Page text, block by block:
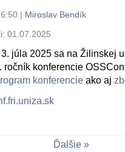
| Miroslav Bendík
01.07.2025
júla 2025 sa na Žilinskej
ročník konferencie
konferencie ako aj
Ďalšie